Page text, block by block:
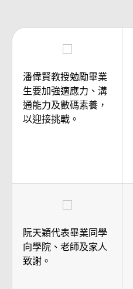
潘偉賢教授勉勵畢業
生要加強適應力、溝
通能力及數碼素養，
以迎接挑戰。
阮天穎代表畢業同學
向學院、老師及家人
致謝。